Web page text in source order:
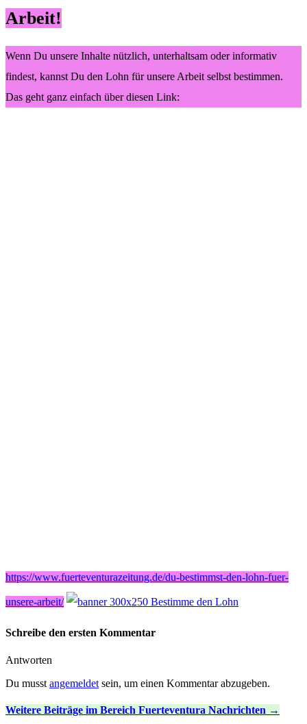
Arbeit!
Wenn Du unsere Inhalte nützlich, unterhaltsam oder informativ
findest, kannst Du den Lohn für unsere Arbeit selbst bestimmen.
Das geht ganz einfach über diesen Link:
https://www.fuerteventurazeitung.de/du-bestimmst-den-lohn-fuer-
unsere-arbeit/
Schreibe den ersten Kommentar
Antworten
Du musst angemeldet sein, um einen Kommentar abzugeben.
Weitere Beiträge im Bereich Fuerteventura Nachrichten